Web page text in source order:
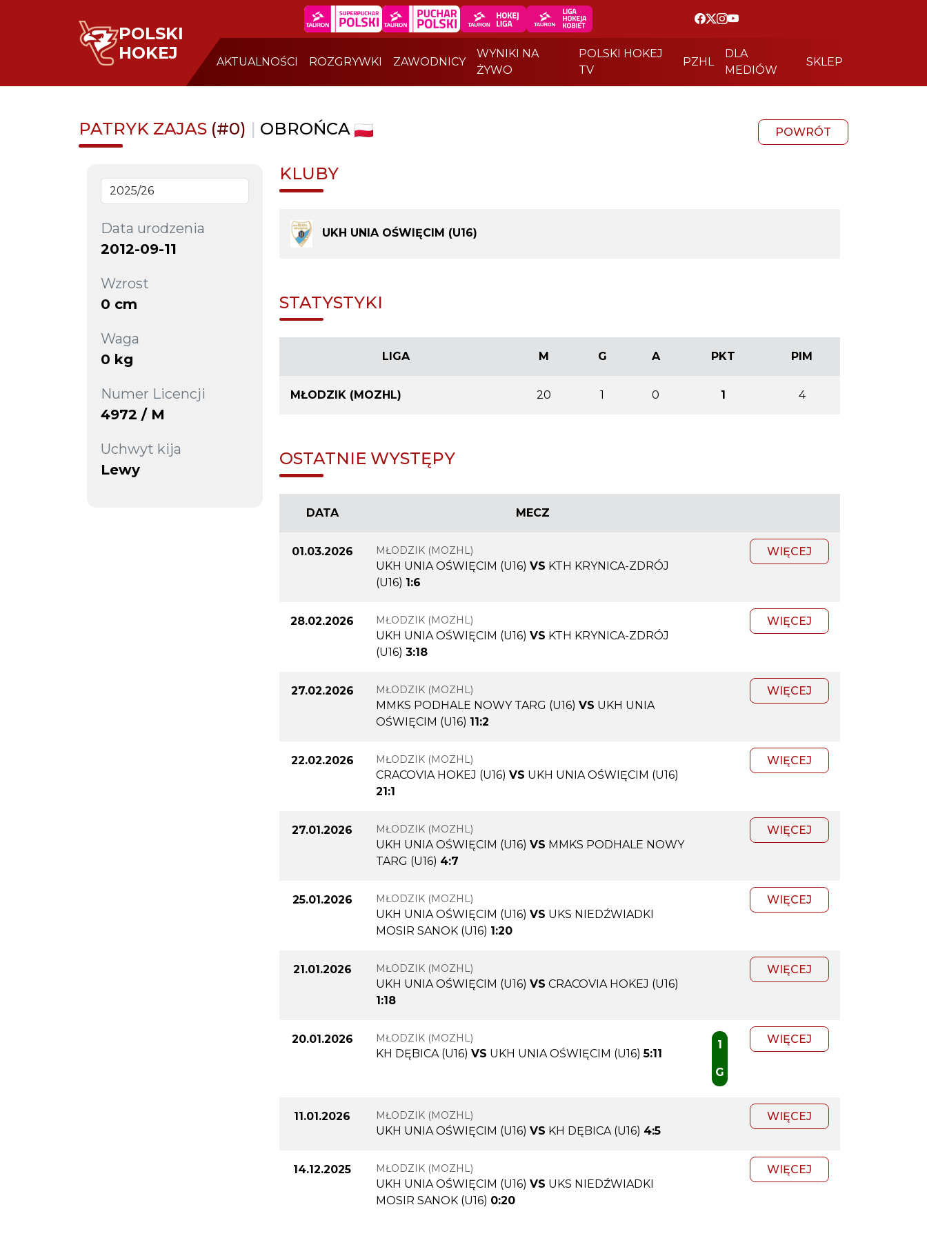
POLSKI
HOKEJ
AKTUALNOŚCI ROZGRYWKI ZAWODNICY
WYNIKI NA
ŻYWO
POLSKI HOKEJ
TV
PZHL
DLA
MEDIÓW
SKLEP
PATRYK ZAJAS (#0) | OBROŃCA POWRÓT
Data urodzenia
2012-09-11
Wzrost
0 cm
Waga
0 kg
Numer Licencji
4972 / M
Uchwyt kija
Lewy
KLUBY
UKH UNIA OŚWIĘCIM (U16)
STATYSTYKI
LIGA M G A PKT PIM
MŁODZIK (MOZHL) 20 1 0 1 4
OSTATNIE WYSTĘPY
DATA MECZ
01.03.2026 MŁODZIK (MOZHL)
UKH UNIA OŚWIĘCIM (U16) VS KTH KRYNICA-ZDRÓJ
(U16) 1:6
WIĘCEJ
28.02.2026 MŁODZIK (MOZHL)
UKH UNIA OŚWIĘCIM (U16) VS KTH KRYNICA-ZDRÓJ
(U16) 3:18
WIĘCEJ
27.02.2026 MŁODZIK (MOZHL)
MMKS PODHALE NOWY TARG (U16) VS UKH UNIA
OŚWIĘCIM (U16) 11:2
WIĘCEJ
22.02.2026 MŁODZIK (MOZHL)
CRACOVIA HOKEJ (U16) VS UKH UNIA OŚWIĘCIM (U16)
21:1
WIĘCEJ
27.01.2026 MŁODZIK (MOZHL)
UKH UNIA OŚWIĘCIM (U16) VS MMKS PODHALE NOWY
TARG (U16) 4:7
WIĘCEJ
25.01.2026 MŁODZIK (MOZHL)
UKH UNIA OŚWIĘCIM (U16) VS UKS NIEDŹWIADKI
MOSIR SANOK (U16) 1:20
WIĘCEJ
21.01.2026 MŁODZIK (MOZHL)
UKH UNIA OŚWIĘCIM (U16) VS CRACOVIA HOKEJ (U16)
1:18
WIĘCEJ
20.01.2026 MŁODZIK (MOZHL)
KH DĘBICA (U16) VS UKH UNIA OŚWIĘCIM (U16) 5:11
1
G
WIĘCEJ
11.01.2026 MŁODZIK (MOZHL)
UKH UNIA OŚWIĘCIM (U16) VS KH DĘBICA (U16) 4:5
WIĘCEJ
14.12.2025 MŁODZIK (MOZHL)
UKH UNIA OŚWIĘCIM (U16) VS UKS NIEDŹWIADKI
MOSIR SANOK (U16) 0:20
WIĘCEJ